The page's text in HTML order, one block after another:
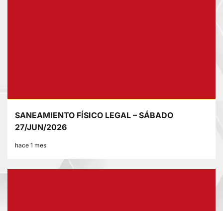
SANEAMIENTO FÍSICO LEGAL – SÁBADO
27/JUN/2026
hace 1 mes